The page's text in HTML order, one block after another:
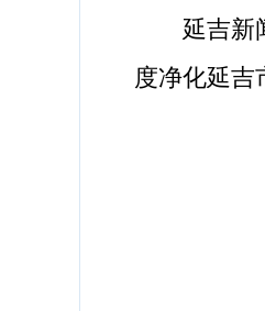
延吉新闻
度净化延吉